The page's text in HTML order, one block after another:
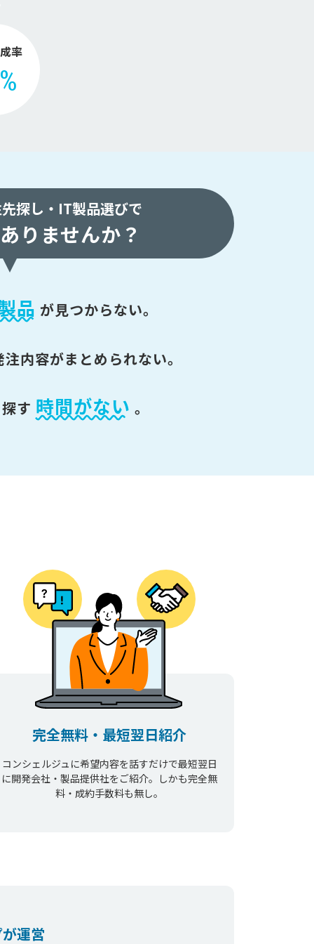
率
探し・ IT製品選びで
りませんか？
品 が見つからない。
注内容がまとめられない。
す 時間がない 。
完全無料・最短翌日紹介
コンシェルジュに希望内容を話すだけで最短翌日
に開発会社・製品提供社をご紹介。しかも完全無
料・成約手数料も無し。
運営